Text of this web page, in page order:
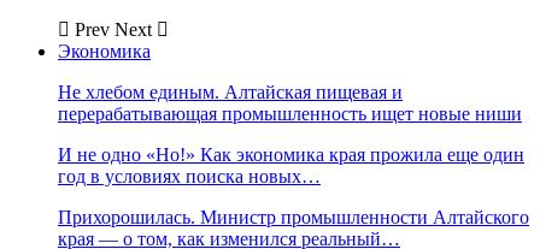
Prev Next
Экономика
Не хлебом единым. Алтайская пищевая и
перерабатывающая промышленность ищет новые ниши
И не одно «Но!» Как экономика края прожила еще один
год в условиях поиска новых…
Прихорошилась. Министр промышленности Алтайского
края — о том, как изменился реальный…